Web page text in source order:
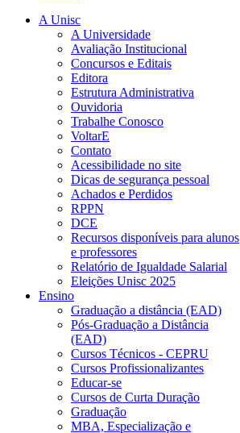
A Unisc
A Universidade
Avaliação Institucional
Concursos e Editais
Editora
Estrutura Administrativa
Ouvidoria
Trabalhe Conosco
VoltarE
Contato
Acessibilidade no site
Dicas de segurança pessoal
Achados e Perdidos
RPPN
DCE
Recursos disponíveis para alunos
e professores
Relatório de Igualdade Salarial
Eleições Unisc 2025
Ensino
Graduação a distância (EAD)
Pós-Graduação a Distância
(EAD)
Cursos Técnicos - CEPRU
Cursos Profissionalizantes
Educar-se
Cursos de Curta Duração
Graduação
MBA, Especialização e